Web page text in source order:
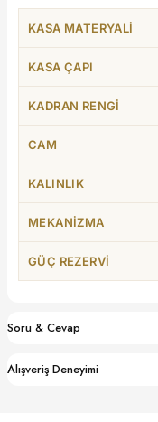
KASA MATERYALI
KASA ÇAPI
KADRAN RENGI
CAM
KALINLIK
MEKANIZMA
GÜÇ REZERVI
Soru & Cevap
Alışveriş Deneyimi